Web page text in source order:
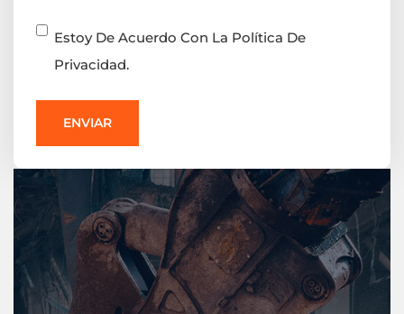
Consentimiento
Estoy De Acuerdo Con La Política De
Privacidad.